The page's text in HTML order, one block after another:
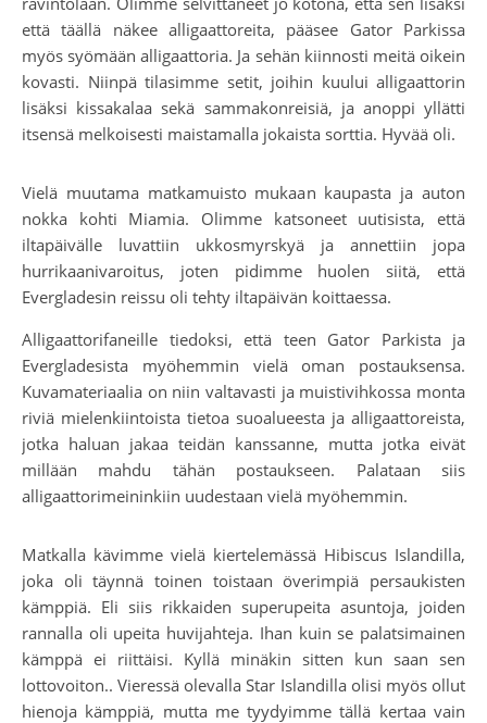
että täällä näkee alligaattoreita, pääsee Gator Parkissa
myös syömään alligaattoria. Ja sehän kiinnosti meitä oikein
kovasti. Niinpä tilasimme setit, joihin kuului alligaattorin
lisäksi kissakalaa sekä sammakonreisiä, ja anoppi yllätti
itsensä melkoisesti maistamalla jokaista sorttia. Hyvää oli.
Vielä muutama matkamuisto mukaan kaupasta ja auton
nokka kohti Miamia. Olimme katsoneet uutisista, että
iltapäivälle luvattiin ukkosmyrskyä ja annettiin jopa
hurrikaanivaroitus, joten pidimme huolen siitä, että
Evergladesin reissu oli tehty iltapäivän koittaessa.
Alligaattorifaneille tiedoksi, että teen Gator Parkista ja
Evergladesista myöhemmin vielä oman postauksensa.
Kuvamateriaalia on niin valtavasti ja muistivihkossa monta
riviä mielenkiintoista tietoa suoalueesta ja alligaattoreista,
jotka haluan jakaa teidän kanssanne, mutta jotka eivät
millään mahdu tähän postaukseen. Palataan siis
alligaattorimeininkiin uudestaan vielä myöhemmin.
Matkalla kävimme vielä kiertelemässä Hibiscus Islandilla,
joka oli täynnä toinen toistaan överimpiä persaukisten
kämppiä. Eli siis rikkaiden superupeita asuntoja, joiden
rannalla oli upeita huvijahteja. Ihan kuin se palatsimainen
kämppä ei riittäisi. Kyllä minäkin sitten kun saan sen
lottovoiton.. Vieressä olevalla Star Islandilla olisi myös ollut
hienoja kämppiä, mutta me tyydyimme tällä kertaa vain